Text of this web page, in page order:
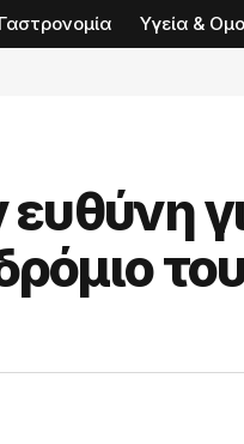
Γαστρονομία Υγεία &